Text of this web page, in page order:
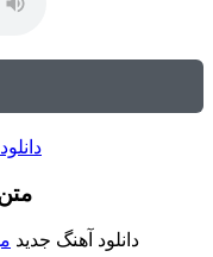
دانلود آهنگ جدید